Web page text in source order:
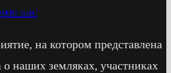
нас
на котором представлена
наших земляках, участниках